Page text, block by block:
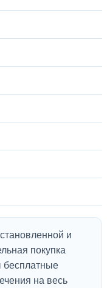
и
покупка
бесплатные
на весь